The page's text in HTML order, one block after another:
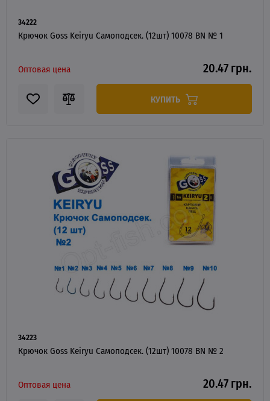
34222
Крючок Goss Keiryu Самоподсек. (12шт) 10078 BN № 1
Оптовая цена 20.47 грн.
КУПИТЬ
34223
Крючок Goss Keiryu Самоподсек. (12шт) 10078 BN № 2
Оптовая цена 20.47 грн.